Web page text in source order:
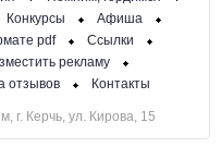
Конкурсы
Афиша
pdf
Ссылки
рекламу
отзывов Контакты
Керчь, ул. Кирова, 15